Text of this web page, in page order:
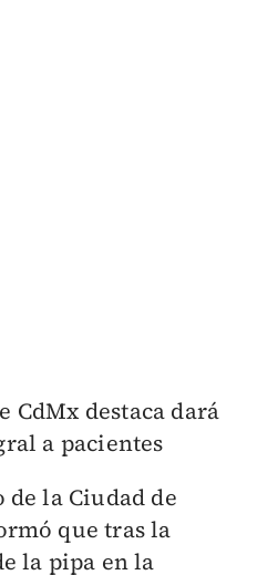
CdMx destaca dará
a pacientes
la Ciudad de
que tras la
la pipa en la